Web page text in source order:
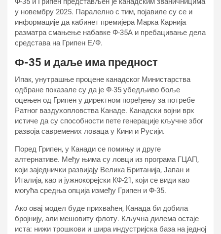
у новембру 2025. Паралелно с тим, појавиле су се и
информације да кабинет премијера Марка Карнија
разматра смањење набавке Ф-35А и пребацивање дела
средстава на Грипен Е/Ф.
Ф-35 и даље има предност
Ипак, унутрашње процене канадског Министарства
одбране показале су да је Ф-35 убедљиво боље
оцењен од Грипен у директном поређењу за потребе
Ратног ваздухопловства Канаде. Канадски војни врх
истиче да су способности пете генерације кључне због
развоја савремених ловаца у Кини и Русији.
Поред Грипен, у Канади се помињу и друге
алтернативе. Међу њима су ловци из програма ГЦАП,
који заједнички развијају Велика Британија, Јапан и
Италија, као и јужнокорејски КФ-21, који се види као
могућа средња опција између Грипен и Ф-35.
Ако овај модел буде прихваћен, Канада би добила
бројнију, али мешовиту флоту. Кључна дилема остаје
иста: нижи трошкови и шира индустријска база на једној